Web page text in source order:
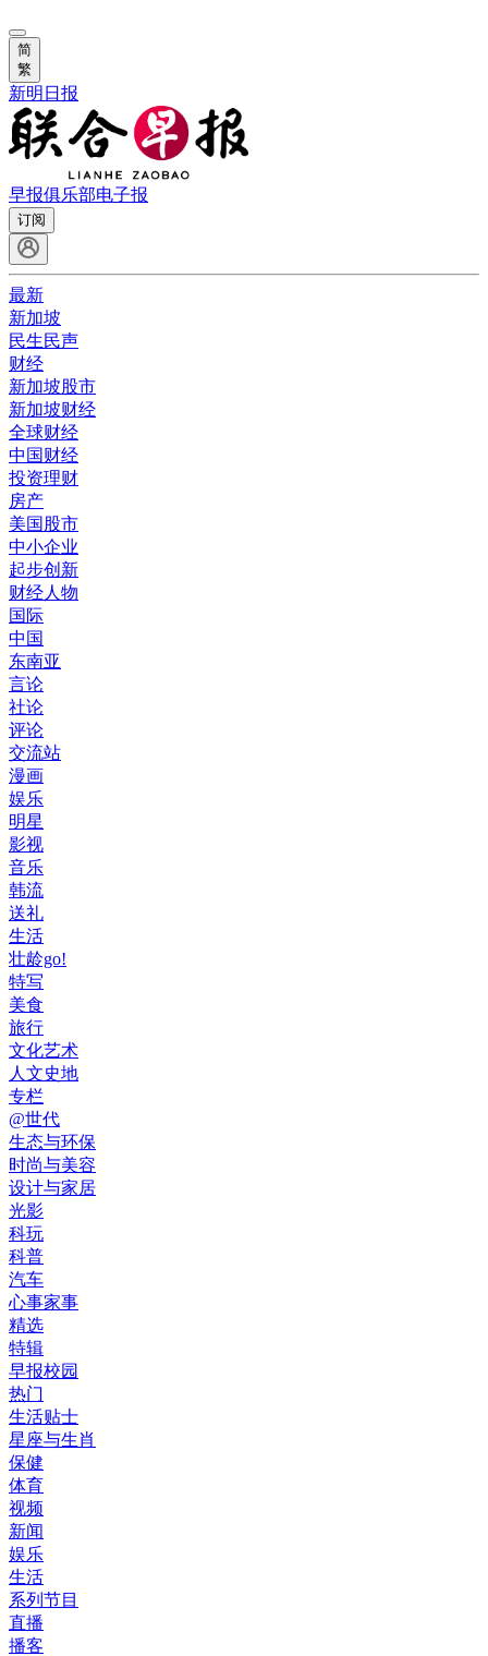
简
繁
新明日报
早报俱乐部电子报
订阅
最新
新加坡
民生民声
财经
新加坡股市
新加坡财经
全球财经
中国财经
投资理财
房产
美国股市
中小企业
起步创新
财经人物
国际
中国
东南亚
言论
社论
评论
交流站
漫画
娱乐
明星
影视
音乐
韩流
送礼
生活
壮龄go!
特写
美食
旅行
文化艺术
人文史地
专栏
@世代
生态与环保
时尚与美容
设计与家居
光影
科玩
科普
汽车
心事家事
精选
特辑
早报校园
热门
生活贴士
星座与生肖
保健
体育
视频
新闻
娱乐
生活
系列节目
直播
播客